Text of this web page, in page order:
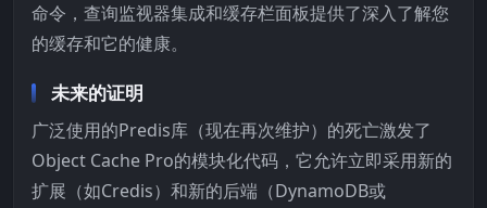
命令，查询监视器集成和缓存栏面板提供了深入了解您
的缓存和它的健康。
未来的证明
广泛使用的Predis库（现在再次维护）的死亡激发了
Object Cache Pro的模块化代码，它允许立即采用新的
扩展（如Credis）和新的后端（DynamoDB或